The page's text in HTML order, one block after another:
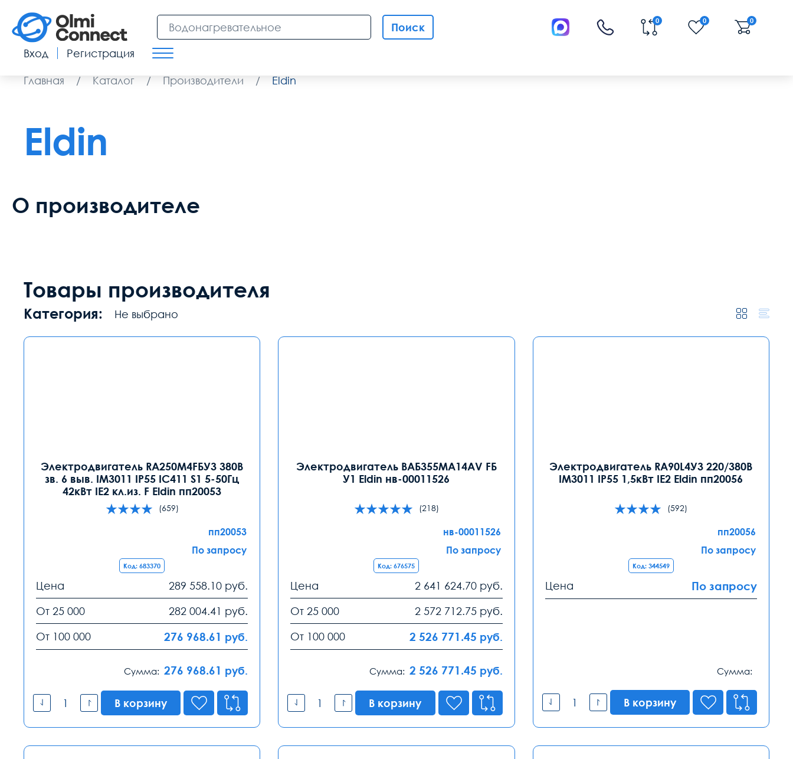
Поиск
0 0 0
Вход Регистрация
Главная / Каталог / Производители / Eldin
Eldin
О производителе
Товары производителя
Категория: Не выбрано
Электродвигатель RA250M4FБУ3 380В
зв. 6 выв. IM3011 IP55 IC411 S1 5-50Гц
42кВт IE2 кл.из. F Eldin пп20053
(659)
пп20053
По запросу
Код: 683370
Цена 289 558.10 руб.
От 25 000
282 004.41 руб.
От 100 000
276 968.61 руб.
Сумма: 276 968.61 руб.
В корзину
Электродвигатель ВАБ355MA14AV FБ
У1 Eldin нв-00011526
(218)
нв-00011526
По запросу
Код: 676575
Цена 2 641 624.70 руб.
От 25 000
2 572 712.75 руб.
От 100 000
2 526 771.45 руб.
Сумма: 2 526 771.45 руб.
В корзину
Электродвигатель RA90L4У3 220/380В
IM3011 IP55 1,5кВт IE2 Eldin пп20056
(592)
пп20056
По запросу
Код: 344549
Цена По запросу
Сумма:
В корзину